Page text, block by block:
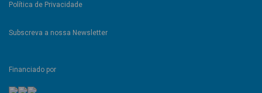
Política de Privacidade
Subscreva a nossa Newsletter
Financiado por